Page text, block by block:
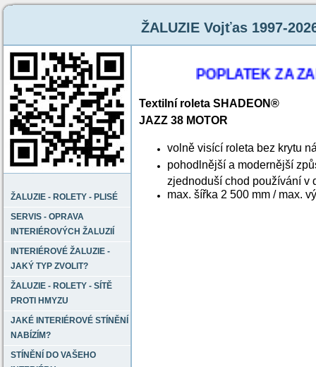
ŽALUZIE Vojťas 1997-
ŽALUZIE - ROLETY - PLISÉ
SERVIS - OPRAVA
INTERIÉROVÝCH ŽALUZIÍ
INTERIÉROVÉ ŽALUZIE -
JAKÝ TYP ZVOLIT?
ŽALUZIE - ROLETY - SÍTĚ
PROTI HMYZU
JAKÉ INTERIÉROVÉ STÍNĚNÍ
NABÍZÍM?
STÍNĚNÍ DO VAŠEHO
POPLATEK ZA
Textilní roleta SHADEON®
JAZZ 38 MOTOR
volně visící roleta bez krytu
pohodlnější a modernější
zjednoduší chod používání v
max. šířka 2 500 mm / max.